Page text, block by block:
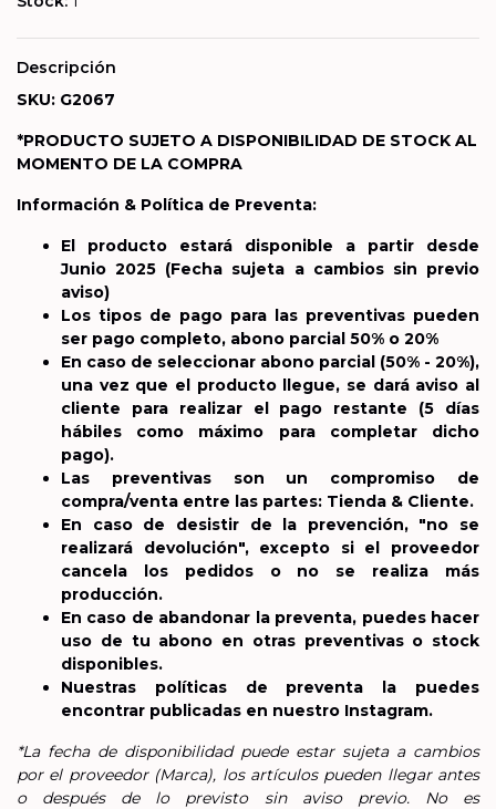
Descripción
SKU: G2067
*PRODUCTO SUJETO A DISPONIBILIDAD DE STOCK AL
MOMENTO DE LA COMPRA
Información & Política de Preventa:
El producto estará disponible a partir desde
Junio 2025 (Fecha sujeta a cambios sin previo
aviso)
Los tipos de pago para las preventivas pueden
ser pago completo, abono parcial 50% o 20%
En caso de seleccionar abono parcial (50% - 20%),
una vez que el producto llegue, se dará aviso al
cliente para realizar el pago restante (5 días
hábiles como máximo para completar dicho
pago).
Las preventivas son un compromiso de
compra/venta entre las partes: Tienda & Cliente.
En caso de desistir de la prevención, "no se
realizará devolución", excepto si el proveedor
cancela los pedidos o no se realiza más
producción.
En caso de abandonar la preventa, puedes hacer
uso de tu abono en otras preventivas o stock
disponibles.
Nuestras políticas de preventa la puedes
encontrar publicadas en nuestro Instagram.
*La fecha de disponibilidad puede estar sujeta a cambios
por el proveedor (Marca), los artículos pueden llegar antes
o después de lo previsto sin aviso previo. No es